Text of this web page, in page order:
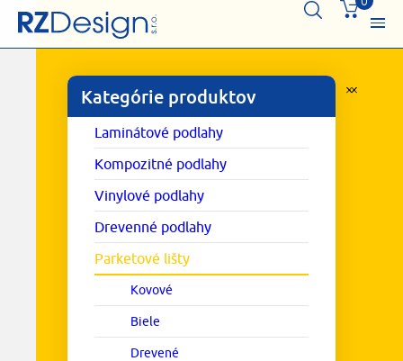
Kategórie produktov
Laminátové podlahy
Kompozitné podlahy
Vinylové podlahy
Drevenné podlahy
Parketové lišty
Kovové
Biele
Drevené